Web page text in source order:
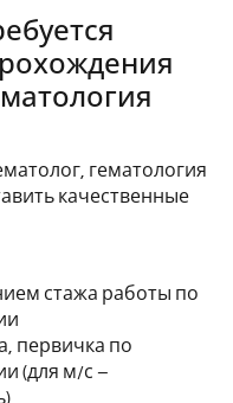
гематология
качественные
стажа работы по
первичка по
(для м/с –